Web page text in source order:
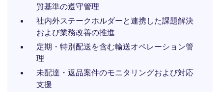
質基準の遵守管理
社内外ステークホルダーと連携した課題解決
および業務改善の推進
定期・特別配送を含む輸送オペレーション管
理
未配達・返品案件のモニタリングおよび対応
支援